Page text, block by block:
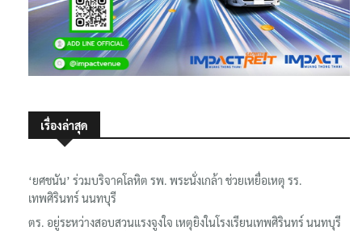
เรื่องล่าสุด
‘ยศชนัน’ ร่วมบริจาคโลหิต รพ. พระนั่งเกล้า ช่วยเหยื่อเหตุ รร.
เทพศิรินทร์ นนทบุรี
ตร. อยู่ระหว่างสอบสวนแรงจูงใจ เหตุยิงในโรงเรียนเทพศิรินทร์ นนทบุรี